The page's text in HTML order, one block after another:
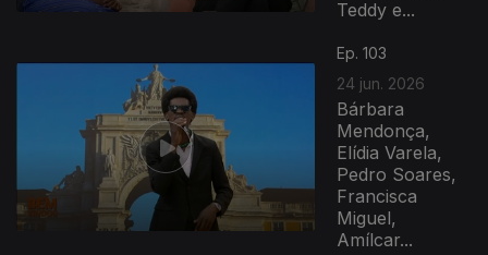
Teddy e...
Ep. 103
24 jun. 2026
Bárbara
Mendonça,
Elídia Varela,
Pedro Soares,
Francisca
Miguel,
Amílcar...